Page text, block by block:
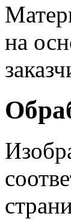
на